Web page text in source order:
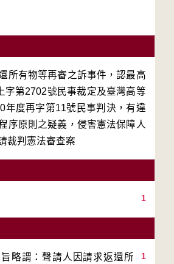
所有物等再審之訴事件，認最高
字第2702號民事裁定及臺灣高等
年度再字第11號民事判決，有違
序原則之疑義，侵害憲法保障人
裁判憲法審查案
1
1
略謂：聲請人因請求返還所